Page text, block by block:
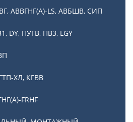
АВВГНГ(А)-LS, АВБШВ, СИП
DY, ПУГВ, ПВ3, LGY
ХЛ, КГВВ
FRHF